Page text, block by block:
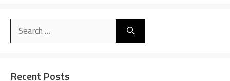
Search
Recent Posts